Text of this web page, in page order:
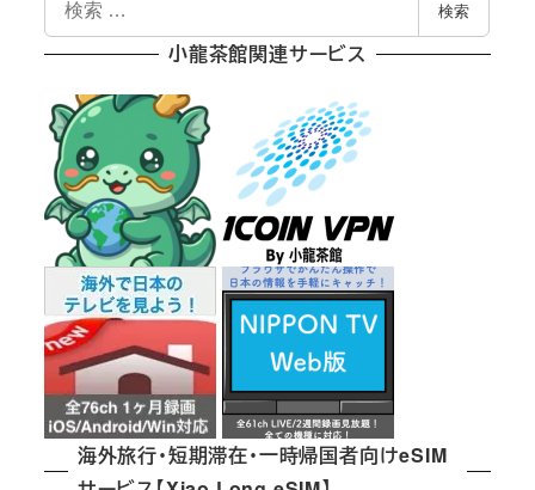
索
検索
小龍茶館関連サービス
海外旅行・短期滞在・一時帰国者向けeSIM